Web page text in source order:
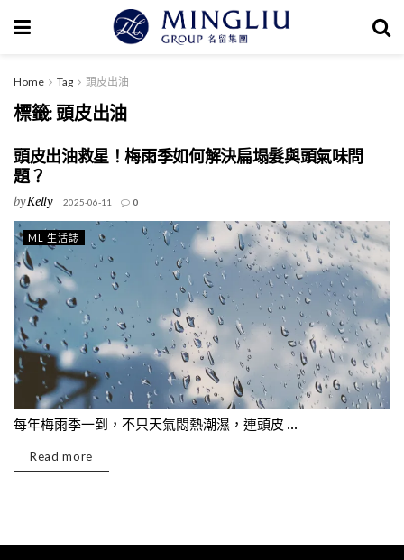
Home Tag 頭皮出油
標籤:頭皮出油
頭皮出油救星！梅雨季如何解決扁塌髮與頭氣味問
題？
byKelly 2025-06-11 0
ML 生活誌
每年梅雨季一到，不只天氣悶熱潮濕，連頭皮 ...
Read more